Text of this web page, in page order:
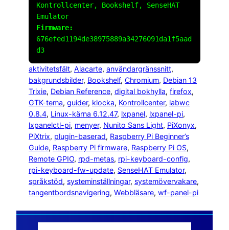
Kontrollcenter, Bookshelf, SenseHAT
Emulator
Firmware:
676efed1194de38975889a34276091da1f5aad
d3
aktivitetsfält, Alacarte, användargränssnitt
bakgrundsbilder, Bookshelf, Chromium, Debian 13
Trixie, Debian Reference, digital bokhylla, firefox
GTK-tema, guider, klocka, Kontrollcenter, labwc
0.8.4, Linux-kärna 6.12.47, lxpanel, lxpanel-pi
lxpanelctl-pi, menyer, Nunito Sans Light, PiXonyx
PiXtrix, plugin-baserad, Raspberry Pi Beginner’s
Guide, Raspberry Pi firmware, Raspberry Pi OS
Remote GPIO, rpd-metas, rpi-keyboard-config
rpi-keyboard-fw-update, SenseHAT Emulator
språkstöd, systeminställningar, systemövervakare
tangentbordsnavigering, Webbläsare, wf-panel-pi